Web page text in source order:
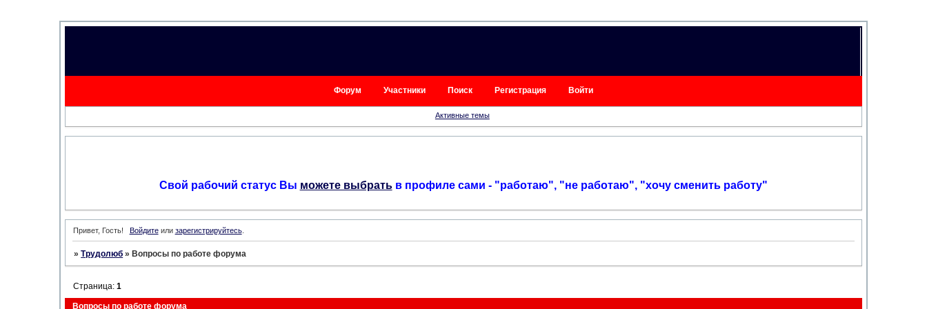
Форум Участники Поиск Регистрация Войти
Активные темы
Свой рабочий статус Вы можете выбратьв профиле сами - "работаю", "не работаю", "хочу сменить работу"
Привет, Гость! Войдитеили зарегистрируйтесь.
»Трудолюб »Вопросы по работе форума
Вопросы по работе форума
Страница:1